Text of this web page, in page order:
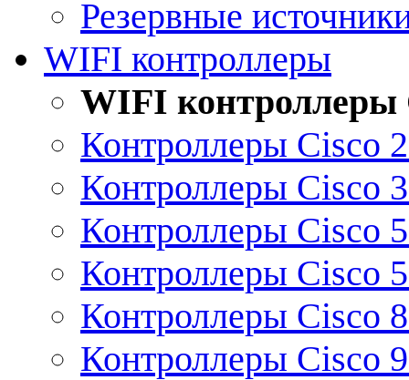
Резервные
WIFI контроллеры
WIFI контроллеры
Контроллеры Cisco
Контроллеры Cisco
Контроллеры Cisco
Контроллеры Cisco
Контроллеры Cisco
Контроллеры Cisco